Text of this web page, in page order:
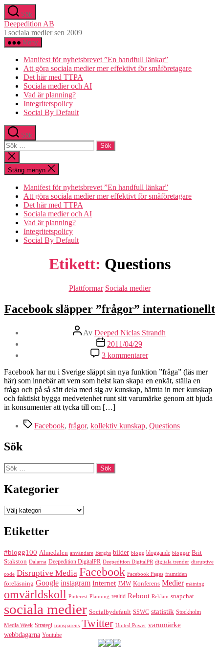
Hoppa
till
innehåll
Sök
Deepedition AB
I sociala medier sen 2009
Meny
Manifest för nyhetsbrevet ”En handfull länkar”
Att göra sociala medier mer effektivt för småföretagare
Det här med TTPA
Sociala medier och AI
Vad är planning?
Integritetspolicy
Social By Default
Sök
Sök
efter:
Stäng
sökningen
Stäng menyn
Manifest för nyhetsbrevet ”En handfull länkar”
Att göra sociala medier mer effektivt för småföretagare
Det här med TTPA
Sociala medier och AI
Vad är planning?
Integritetspolicy
Social By Default
Etikett: Questions
Kategorier
Plattformar Sociala medier
Facebook släpper ”frågor” internationellt
Inläggsförfattare
Av Deeped Niclas Strandh
Inläggsdatum
2011/04/29
3 kommentarertill
Facebook
släpper
”frågor”
internationellt
Facebook har nu i Sverige släppt sin nya funktion ”fråga” (läs mer
här) som innebär att vem som helst kan skapa en enkät, ställa en
fråga och på så sätt dela med sig av kunskap, hämta in mer kunskap
och faktiskt bygga medvetenhet runt sitt varumärke genom att bjuda
in konsumenter att tycka till om […]
Etiketter
Facebook, frågor, kollektiv kunskap, Questions
Sök
Sök
efter:
Kategorier
Kategorier
Etiketter
#blogg100 Almedalen användare Berghs bilder blogg bloggande bloggar Brit
Stakston Dalarna Deepedition DigitalPR Deepedition DigitalPR digitala trender disruptive
code Disruptive Media Facebook Facebook Pages framtiden
föreläsning Google instagram Internet JMW Konferens Medier mätning
omvärldskoll Pinterest Planning realtid Reboot Reklam snapchat
sociala medier Socialbydefault SSWC statistik Stockholm
Media Week Strategi transparens Twitter United Power varumärke
webbdagarna Youtube